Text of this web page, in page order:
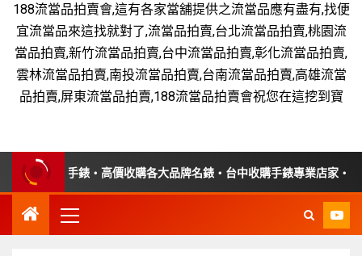
188流當品拍賣會,這有各家當舖提供之流當品應有盡有,找便
宜流當品來這找就對了,流當品拍賣,台北流當品拍賣,桃園流
當品拍賣,新竹流當品拍賣,台中流當品拍賣,彰化流當品拍賣,
雲林流當品拍賣,南投流當品拍賣,台南流當品拍賣,高雄流當
品拍賣,屏東流當品拍賣,188流當品拍賣會祝您在這挖到寶
購故障手錶・高價收購各大品牌名錶・台中收購手錶專業店家・平價